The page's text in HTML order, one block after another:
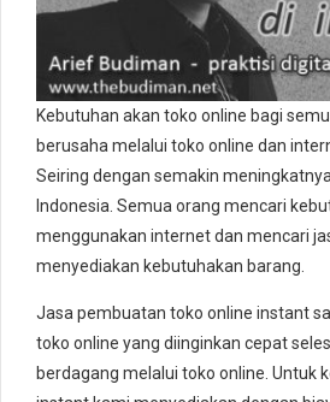
Kebutuhan akan toko online bagi
berusaha melalui toko online dan
Seiring dengan semakin
Indonesia. Semua orang mencari
menggunakan internet dan mencari
menyediakan kebutuhakan barang.
Jasa pembuatan toko online instant
toko online yang diinginkan cepat
berdagang melalui toko online. Untuk